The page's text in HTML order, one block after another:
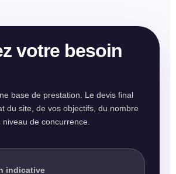
votre besoin
base de prestation. Le devis final
du site, de vos objectifs, du nombre
de concurrence.
indicative